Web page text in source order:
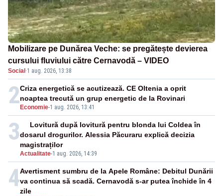
Mobilizare pe Dunărea Veche: se pregătește devierea
cursului fluviului către Cernavodă – VIDEO
Social ·1 aug. 2026, 13:38
2 Economie-1 aug. 2026, 13:41
Criza energetică se acutizează. CE Oltenia a oprit
noaptea trecută un grup energetic de la Rovinari
3
Actualitate-1 aug. 2026, 14:39
Lovitură după lovitură pentru blonda lui Coldea în
dosarul drogurilor. Alessia Păcuraru explică decizia
magistraților
4Avertisment sumbru de la Apele Române: Debitul Dunării
va continua să scadă. Cernavodă s-ar putea închide în 4
zile